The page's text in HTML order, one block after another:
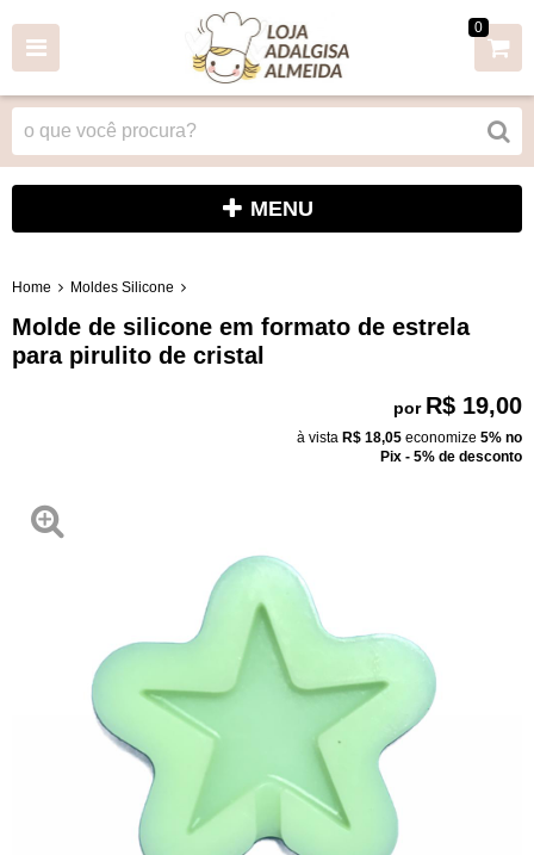
0
MENU
Home Moldes Silicone
Molde de silicone em formato de estrela
para pirulito de cristal
por R$ 19,00
à vista R$ 18,05 economize 5% no
Pix - 5% de desconto